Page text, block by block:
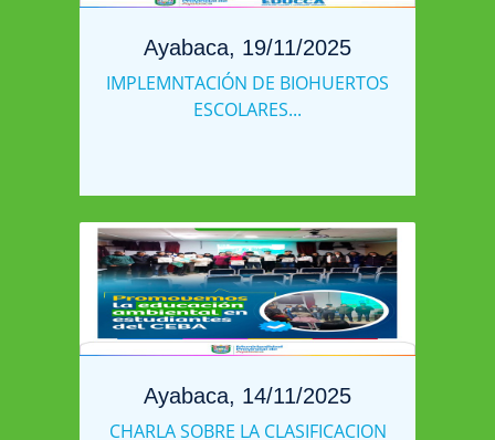
Ayabaca, 19/11/2025
IMPLEMNTACIÓN DE BIOHUERTOS
ESCOLARES...
Ayabaca, 14/11/2025
CHARLA SOBRE LA CLASIFICACION